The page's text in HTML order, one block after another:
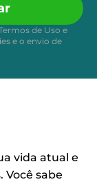
de Uso e
e o envio de
vida atual e
Você sabe